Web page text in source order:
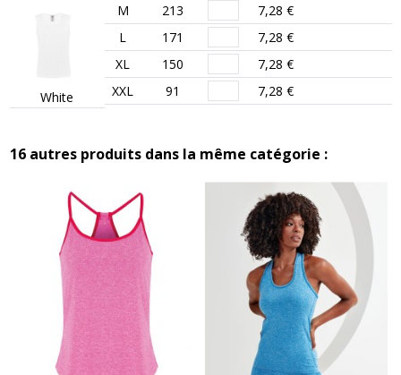
White
M 213
7,28 €
L
171
7,28 €
XL
150
7,28 €
XXL
91 7,28 €
16 autres produits dans la même catégorie :